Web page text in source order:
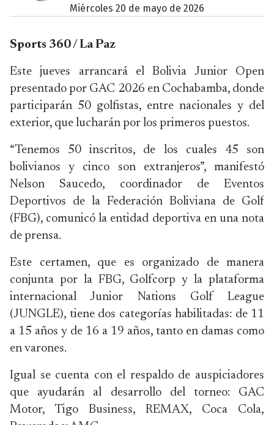
miércoles 20 de mayo de 2026
Sports 360 / La Paz
Este jueves arrancará el Bolivia Junior Open
presentado por GAC 2026 en Cochabamba, donde
participarán 50 golfistas, entre nacionales y del
exterior, que lucharán por los primeros puestos.
“Tenemos 50 inscritos, de los cuales 45 son
bolivianos y cinco son extranjeros”, manifestó
Nelson Saucedo, coordinador de Eventos
Deportivos de la Federación Boliviana de Golf
(FBG), comunicó la entidad deportiva en una nota
de prensa.
Este certamen, que es organizado de manera
conjunta por la FBG, Golfcorp y la plataforma
internacional Junior Nations Golf League
(JUNGLE), tiene dos categorías habilitadas: de 11
a 15 años y de 16 a 19 años, tanto en damas como
en varones.
Igual se cuenta con el respaldo de auspiciadores
que ayudarán al desarrollo del torneo: GAC
Motor, Tigo Business, REMAX, Coca Cola,